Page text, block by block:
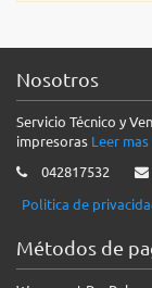
Nosotros
Servicio Técnico y
impresoras Leer mas
042817532
Politica de
Métodos de